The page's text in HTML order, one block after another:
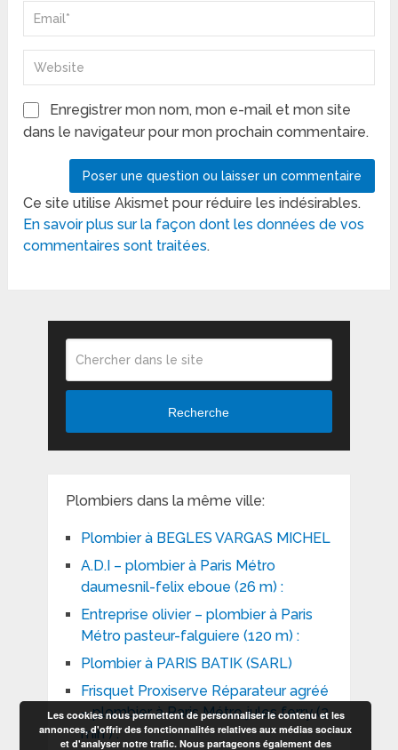
Enregistrer mon nom, mon e-mail et mon site
dans le navigateur pour mon prochain commentaire.
Ce site utilise Akismet pour réduire les indésirables.
En savoir plus sur la façon dont les données de vos
commentaires sont traitées.
Recherche
Plombiers dans la même ville:
Plombier à BEGLES VARGAS MICHEL
A.D.I – plombier à Paris Métro
daumesnil-felix eboue (26 m) :
Entreprise olivier – plombier à Paris
Métro pasteur-falguiere (120 m) :
Plombier à PARIS BATIK (SARL)
Frisquet Proxiserve Réparateur agréé
– plombier à Paris Métro jules ferry (2
min ) :
Les cookies nous permettent de personnaliser le contenu et les
annonces, d'offrir des fonctionnalités relatives aux médias sociaux
et d'analyser notre trafic. Nous partageons également des